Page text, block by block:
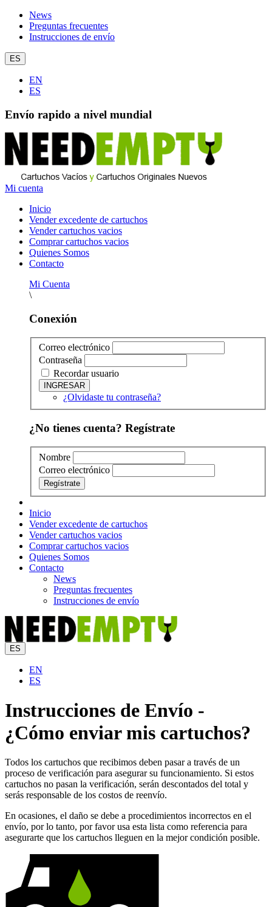
News
Preguntas frecuentes
Instrucciones de envío
ES
EN
ES
Envío rapido a nivel mundial
Mi cuenta
Inicio
Vender excedente de cartuchos
Vender cartuchos vacios
Comprar cartuchos vacios
Quienes Somos
Contacto
Mi Cuenta
\
Conexión
Correo electrónico
Contraseña
Recordar usuario
¿Olvidaste tu contraseña?
¿No tienes cuenta? Regístrate
Nombre
Correo electrónico
Inicio
Vender excedente de cartuchos
Vender cartuchos vacios
Comprar cartuchos vacios
Quienes Somos
Contacto
News
Preguntas frecuentes
Instrucciones de envío
ES
EN
ES
Instrucciones de Envío -
¿Cómo enviar mis cartuchos?
Todos los cartuchos que recibimos deben pasar a través de un
proceso de verificación para asegurar su funcionamiento. Si estos
cartuchos no pasan la verificación, serán descontados del total y
serás responsable de los costos de reenvío.
En ocasiones, el daño se debe a procedimientos incorrectos en el
envío, por lo tanto, por favor usa esta lista como referencia para
asegurarte que los cartuchos lleguen en la mejor condición posible.